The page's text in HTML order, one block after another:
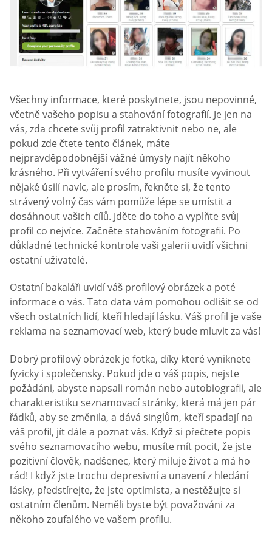
Všechny informace, které poskytnete, jsou nepovinné,
včetně vašeho popisu a stahování fotografií. Je jen na
vás, zda chcete svůj profil zatraktivnit nebo ne, ale
pokud zde čtete tento článek, máte
nejpravděpodobnější vážné úmysly najít někoho
krásného. Při vytváření svého profilu musíte vyvinout
nějaké úsilí navíc, ale prosím, řekněte si, že tento
strávený volný čas vám pomůže lépe se umístit a
dosáhnout vašich cílů. Jděte do toho a vyplňte svůj
profil co nejvíce. Začněte stahováním fotografií. Po
důkladné technické kontrole vaši galerii uvidí všichni
ostatní uživatelé.
Ostatní bakaláři uvidí váš profilový obrázek a poté
informace o vás. Tato data vám pomohou odlišit se od
všech ostatních lidí, kteří hledají lásku. Váš profil je vaše
reklama na seznamovací web, který bude mluvit za vás!
Dobrý profilový obrázek je fotka, díky které vyniknete
fyzicky i společensky. Pokud jde o váš popis, nejste
požádáni, abyste napsali román nebo autobiografii, ale
charakteristiku seznamovací stránky, která má jen pár
řádků, aby se změnila, a dává singlům, kteří spadají na
váš profil, jít dále a poznat vás. Když si přečtete popis
svého seznamovacího webu, musíte mít pocit, že jste
pozitivní člověk, nadšenec, který miluje život a má ho
rád! I když jste trochu depresivní a unavení z hledání
lásky, předstírejte, že jste optimista, a nestěžujte si
ostatním členům. Neměli byste být považováni za
někoho zoufalého ve vašem profilu.